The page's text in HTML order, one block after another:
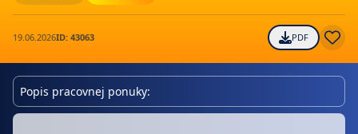
19.06.2026ID: 43063 PDF
Popis pracovnej ponuky: